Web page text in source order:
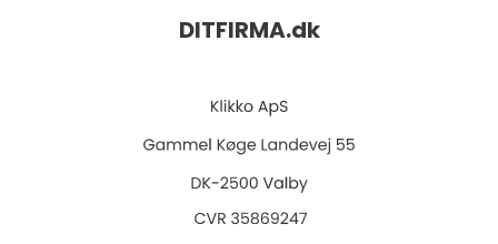
DITFIRMA.dk